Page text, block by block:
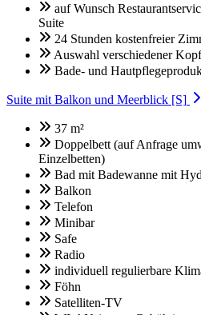
auf Wunsch
Suite
24 Stunden kostenfreier
Auswahl verschiedener
Bade- und
Suite mit Balkon und Meerblick [S]
37 m²
Doppelbett (auf Anfrage
Einzelbetten)
Bad mit Badewanne mit
Balkon
Telefon
Minibar
Safe
Radio
individuell regulierbare
Föhn
Satelliten-TV